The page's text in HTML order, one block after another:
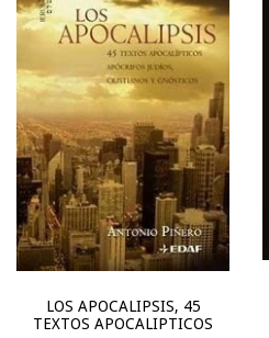
LOS APOCALIPSIS, 45
TEXTOS APOCALIPTICOS